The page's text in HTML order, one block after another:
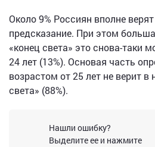
Около 9% Россиян вполне
предсказание. При этом
«конец света» это снова-таки
24 лет (13%). Основая часть
возрастом от 25 лет не верит в
света» (88%).
Нашли ошибку?
Выделите ее и нажмите